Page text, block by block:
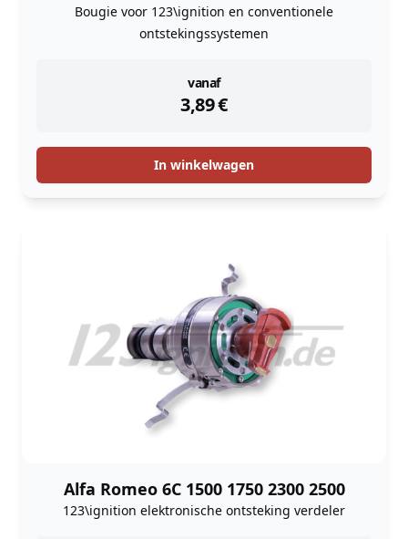
Bougie voor 123\ignition en conventionele
ontstekingssystemen
vanaf
3,89€
instock
In winkelwagen
Alfa Romeo 6C 1500 1750 2300 2500
123\ignition elektronische ontsteking verdeler